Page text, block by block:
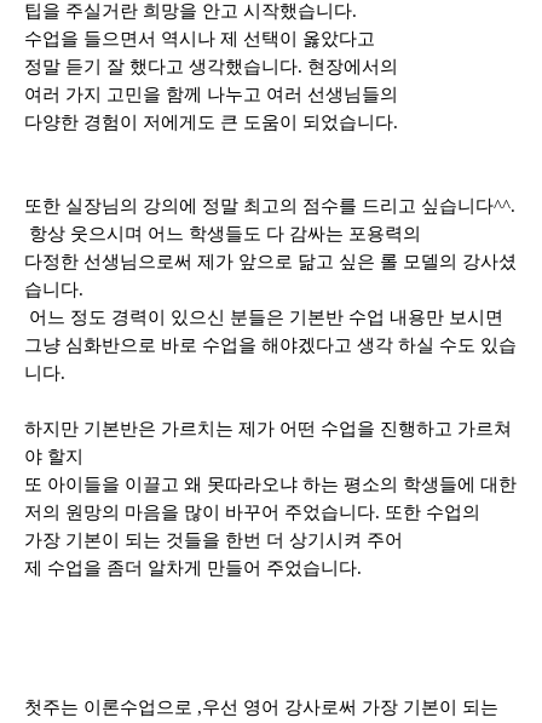
팁을 주실거란 희망을 안고 시작했습니다.
수업을 들으면서 역시나 제 선택이 옳았다고
정말 듣기 잘 했다고 생각했습니다. 현장에서의
여러 가지 고민을 함께 나누고 여러 선생님들의
다양한 경험이 저에게도 큰 도움이 되었습니다.
또한 실장님의 강의에 정말 최고의 점수를 드리고 싶습니다^^.
항상 웃으시며 어느 학생들도 다 감싸는 포용력의
다정한 선생님으로써 제가 앞으로 닮고 싶은 롤 모델의 강사셨
습니다.
어느 정도 경력이 있으신 분들은 기본반 수업 내용만 보시면
그냥 심화반으로 바로 수업을 해야겠다고 생각 하실 수도 있습
니다.
하지만 기본반은 가르치는 제가 어떤 수업을 진행하고 가르쳐
야 할지
또 아이들을 이끌고 왜 못따라오냐 하는 평소의 학생들에 대한
저의 원망의 마음을 많이 바꾸어 주었습니다. 또한 수업의
가장 기본이 되는 것들을 한번 더 상기시켜 주어
제 수업을 좀더 알차게 만들어 주었습니다.
첫주는 이론수업으로 ,우선 영어 강사로써 가장 기본이 되는